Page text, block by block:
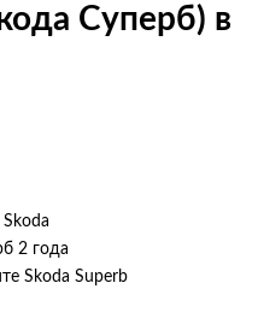
Суперб) в
2 года
Skoda Superb